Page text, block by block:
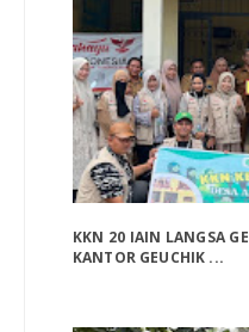
KKN 20 IAIN LANGSA
KANTOR GEUCHIK ...